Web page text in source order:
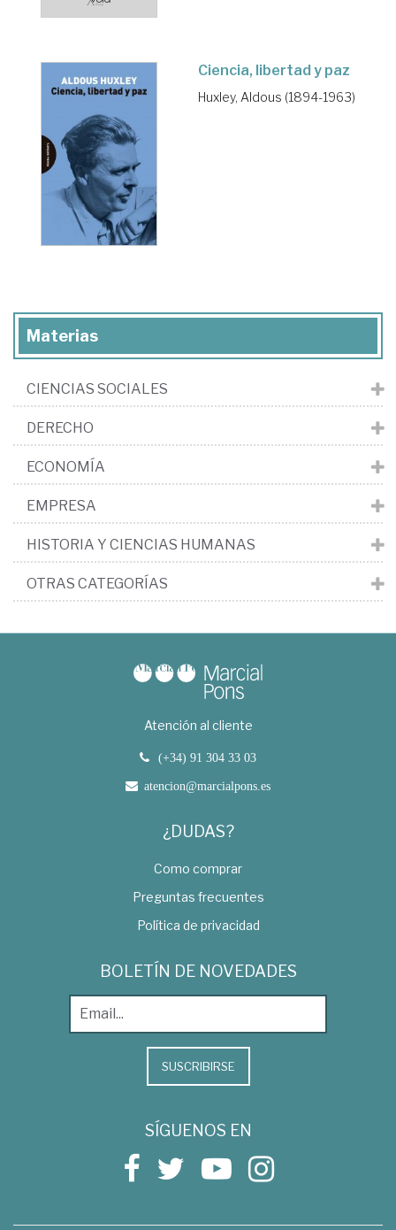
Ciencia, libertad y paz
Huxley, Aldous (1894-1963)
Materias
CIENCIAS SOCIALES
DERECHO
ECONOMÍA
EMPRESA
HISTORIA Y CIENCIAS HUMANAS
OTRAS CATEGORÍAS
Atención al cliente
(+34) 91 304 33 03
atencion@marcialpons.es
¿DUDAS?
Como comprar
Preguntas frecuentes
Política de privacidad
BOLETÍN DE NOVEDADES
SUSCRIBIRSE
SÍGUENOS EN